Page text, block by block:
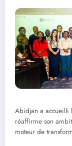
Abidjan a accueilli
réaffirme son
moteur de